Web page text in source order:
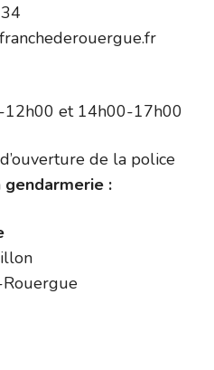
12h00 et 14h00-17h00
de la police
gendarmerie :